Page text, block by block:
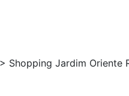
> Shopping Jardim Oriente